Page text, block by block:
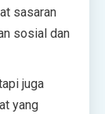
sasaran
sosial dan
juga
yang